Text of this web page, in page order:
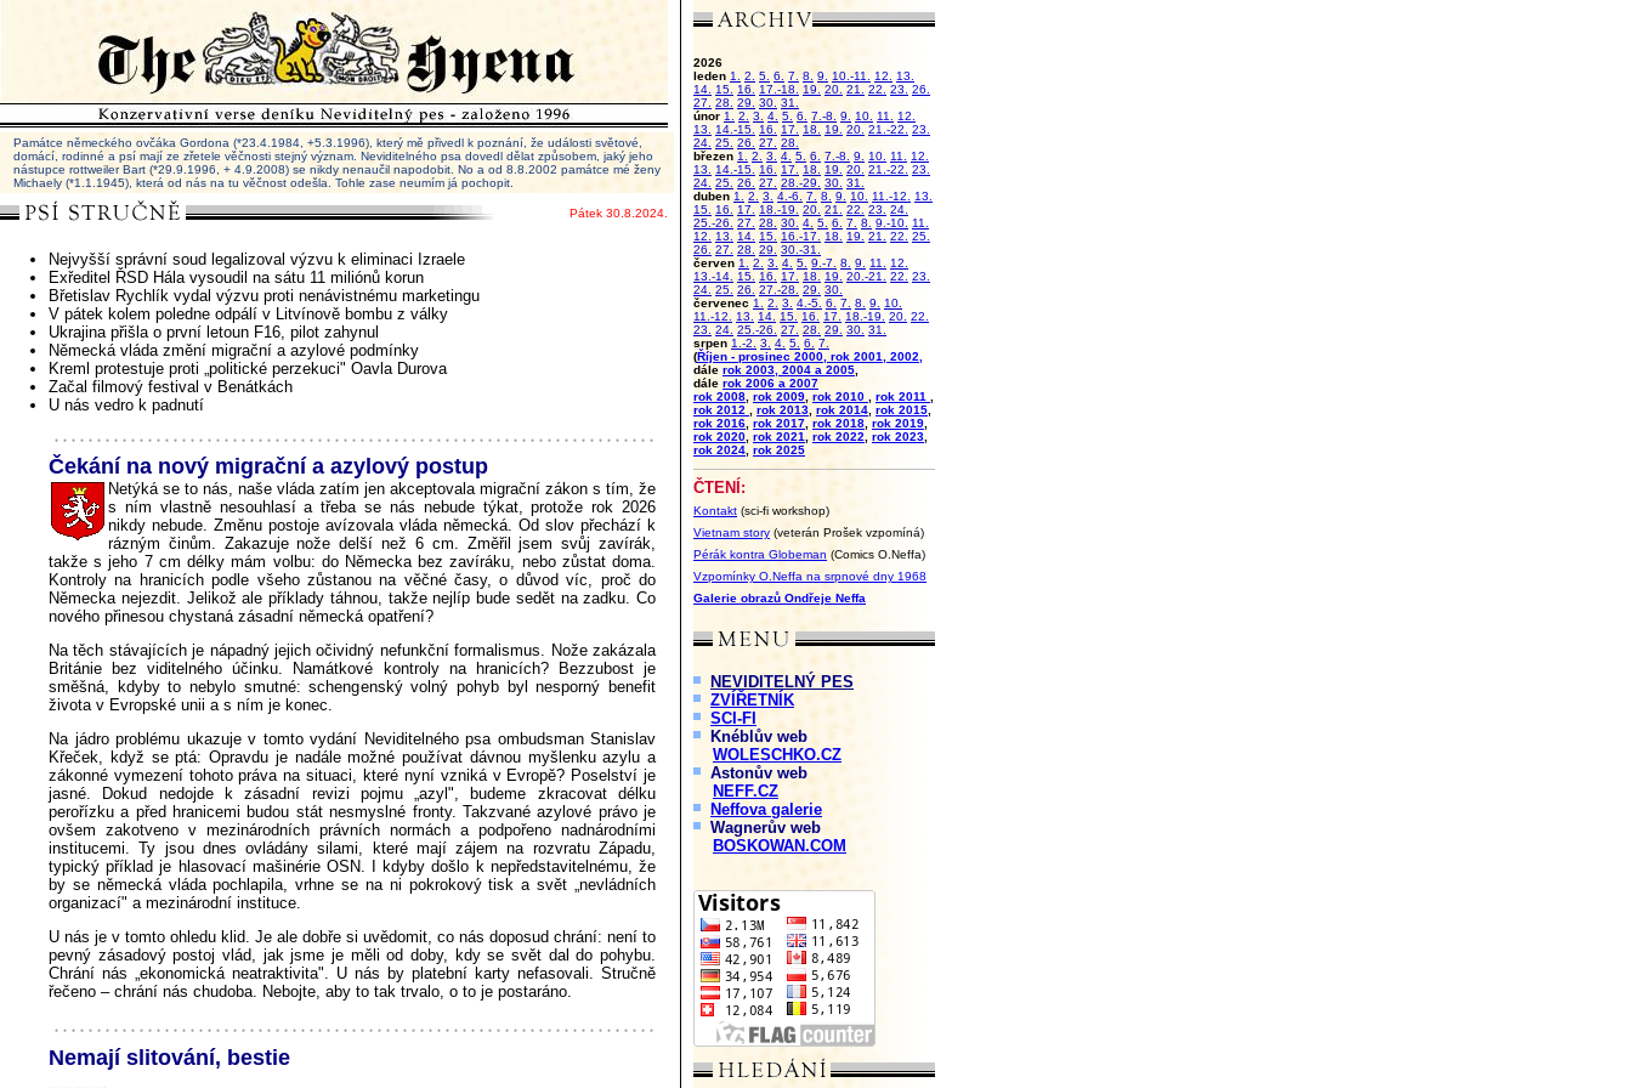
2026
leden 1. 2. 5. 6. 7. 8. 9. 10.-11. 12.
13.
14.
15. 16. 17.-18. 19. 20. 21. 22. 23.
26.
27.
28. 29. 30. 31.
únor 1. 2. 3. 4. 5. 6. 7.-8. 9. 10. 11.
12.
13.
14.-15. 16. 17. 18. 19. 20. 21.-22.
23.
24. 25. 26. 27.
28.
březen 1. 2. 3. 4. 5. 6. 7.-8. 9. 10. 11.
12.
13.
14.-15. 16. 17. 18. 19. 20. 21.-22.
23.
24. 25. 26. 27. 28.-29. 30. 31.
duben 1. 2. 3. 4.-6. 7. 8. 9. 10. 11.-12.
13.
15.
16. 17. 18.-19. 20. 21. 22. 23.
24.
25.-26.
27. 28. 30. 4. 5. 6. 7. 8. 9.-10.
11.
12.
13. 14. 15. 16.-17. 18. 19. 21. 22.
25.
26.
27. 28. 29.
30.-31.
červen 1. 2. 3. 4. 5. 9.-7. 8. 9. 11.
12.
13.-14.
15. 16. 17. 18. 19. 20.-21. 22.
23.
24. 25. 26. 27.-28. 29.
30.
červenec 1. 2. 3. 4.-5. 6. 7. 8. 9.
10.
11.-12.
13. 14. 15. 16. 17. 18.-19. 20. 22.
23.
24. 25.-26. 27. 28. 29. 30. 31.
srpen 1.-2. 3. 4. 5. 6. 7.
(Říjen - prosinec 2000, rok 2001, 2002,
dále rok 2003, 2004 a 2005
dále rok 2006 a 2007
rok 2008 rok 2009 rok 2010 rok 2011
rok 2012
rok 2013 rok 2014 rok 2015
rok 2016 rok 2017 rok 2018 rok 2019
rok 2020 rok 2021 rok 2022 rok 2023
rok 2024 rok 2025
ČTENÍ:
Kontakt (sci-fi workshop)
Vietnam story (veterán Prošek vzpomíná)
Pérák kontra Globeman (Comics O.Neffa)
Vzpomínky O.Neffa na srpnové dny 1968
Galerie obrazů Ondřeje Neffa
NEVIDITELNÝ PES
ZVÍŘETNÍK
SCI-FI
Knéblův web
WOLESCHKO.CZ
Astonův web
NEFF.CZ
Neffova galerie
Wagnerův web
BOSKOWAN.COM
Památce německého ovčáka Gordona (*23.4.1984, +5.3.1996), který mě přivedl k poznání, že události světové,
domácí, rodinné a psí mají ze zřetele věčnosti stejný význam. Neviditelného psa dovedl dělat způsobem, jaký jeho
nástupce rottweiler Bart (*29.9.1996, + 4.9.2008) se nikdy nenaučil napodobit. No a od 8.8.2002 památce mé ženy
Michaely (*1.1.1945), která od nás na tu věčnost odešla. Tohle zase neumím já pochopit.
Pátek 30.8.2024.
Nejvyšší správní soud legalizoval výzvu k eliminaci Izraele
Exředitel ŘSD Hála vysoudil na sátu 11 miliónů korun
Břetislav Rychlík vydal výzvu proti nenávistnému marketingu
V pátek kolem poledne odpálí v Litvínově bombu z války
Ukrajina přišla o první letoun F16, pilot zahynul
Německá vláda změní migrační a azylové podmínky
Kreml protestuje proti „politické perzekuci" Oavla Durova
Začal filmový festival v Benátkách
U nás vedro k padnutí
Čekání na nový migrační a azylový postup
Netýká se to nás, naše vláda zatím jen akceptovala migrační zákon s tím, že
s ním vlastně nesouhlasí a třeba se nás nebude týkat, protože rok 2026
nikdy nebude. Změnu postoje avízovala vláda německá. Od slov přechází k
rázným činům. Zakazuje nože delší než 6 cm. Změřil jsem svůj zavírák,
takže s jeho 7 cm délky mám volbu: do Německa bez zavíráku, nebo zůstat doma.
Kontroly na hranicích podle všeho zůstanou na věčné časy, o důvod víc, proč do
Německa nejezdit. Jelikož ale příklady táhnou, takže nejlíp bude sedět na zadku. Co
nového přinesou chystaná zásadní německá opatření?
Na těch stávajících je nápadný jejich očividný nefunkční formalismus. Nože zakázala
Británie bez viditelného účinku. Namátkové kontroly na hranicích? Bezzubost je
směšná, kdyby to nebylo smutné: schengenský volný pohyb byl nesporný benefit
života v Evropské unii a s ním je konec.
Na jádro problému ukazuje v tomto vydání Neviditelného psa ombudsman Stanislav
Křeček, když se ptá: Opravdu je nadále možné používat dávnou myšlenku azylu a
zákonné vymezení tohoto práva na situaci, které nyní vzniká v Evropě? Poselství je
jasné. Dokud nedojde k zásadní revizi pojmu „azyl", budeme zkracovat délku
perořízku a před hranicemi budou stát nesmyslné fronty. Takzvané azylové právo je
ovšem zakotveno v mezinárodních právních normách a podpořeno nadnárodními
institucemi. Ty jsou dnes ovládány silami, které mají zájem na rozvratu Západu,
typický příklad je hlasovací mašinérie OSN. I kdyby došlo k nepředstavitelnému, že
by se německá vláda pochlapila, vrhne se na ni pokrokový tisk a svět „nevládních
organizací" a mezinárodní instituce.
U nás je v tomto ohledu klid. Je ale dobře si uvědomit, co nás doposud chrání: není to
pevný zásadový postoj vlád, jak jsme je měli od doby, kdy se svět dal do pohybu.
Chrání nás „ekonomická neatraktivita". U nás by platební karty nefasovali. Stručně
řečeno – chrání nás chudoba. Nebojte, aby to tak trvalo, o to je postaráno.
Nemají slitování, bestie